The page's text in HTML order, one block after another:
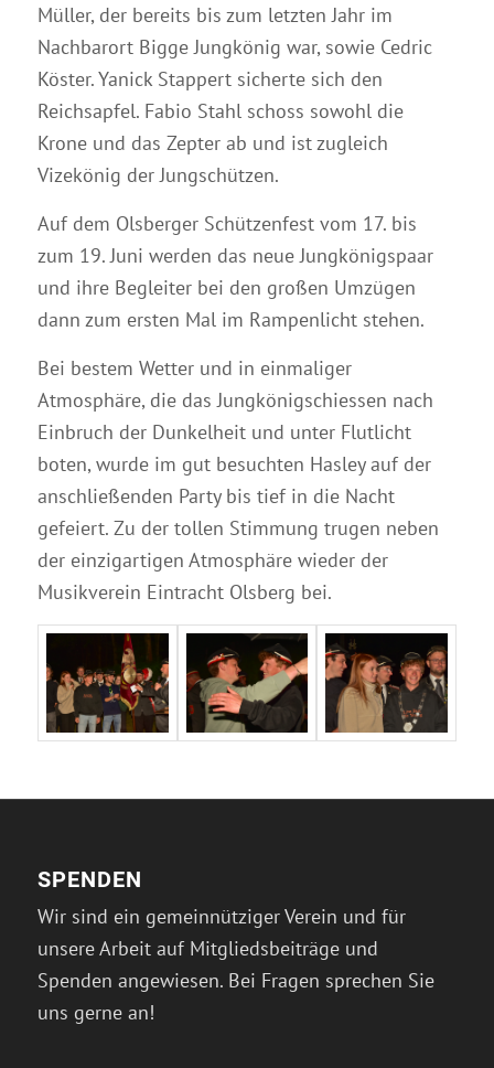
Müller, der bereits bis zum letzten Jahr im
Nachbarort Bigge Jungkönig war, sowie Cedric
Köster. Yanick Stappert sicherte sich den
Reichsapfel. Fabio Stahl schoss sowohl die
Krone und das Zepter ab und ist zugleich
Vizekönig der Jungschützen.
Auf dem Olsberger Schützenfest vom 17. bis
zum 19. Juni werden das neue Jungkönigspaar
und ihre Begleiter bei den großen Umzügen
dann zum ersten Mal im Rampenlicht stehen.
Bei bestem Wetter und in einmaliger
Atmosphäre, die das Jungkönigschiessen nach
Einbruch der Dunkelheit und unter Flutlicht
boten, wurde im gut besuchten Hasley auf der
anschließenden Party bis tief in die Nacht
gefeiert. Zu der tollen Stimmung trugen neben
der einzigartigen Atmosphäre wieder der
Musikverein Eintracht Olsberg bei.
SPENDEN
Wir sind ein gemeinnütziger Verein und für
unsere Arbeit auf Mitgliedsbeiträge und
Spenden angewiesen. Bei Fragen sprechen Sie
uns gerne an!